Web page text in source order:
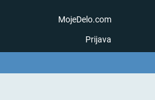
MojeDelo.com
Prijava